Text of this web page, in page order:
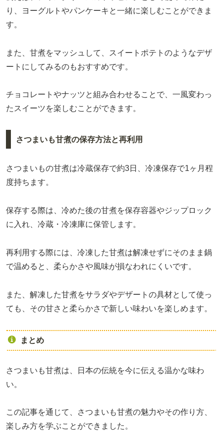
り、ヨーグルトやパンケーキと一緒に楽しむことができま
す。
また、甘煮をマッシュして、スイートポテトのようなデザ
ートにしてみるのもおすすめです。
チョコレートやナッツと組み合わせることで、一風変わっ
たスイーツを楽しむことができます。
さつまいも甘煮の保存方法と再利用
さつまいもの甘煮は冷蔵保存で約3日、冷凍保存で1ヶ月程
度持ちます。
保存する際は、冷めた後の甘煮を保存容器やジップロック
に入れ、冷蔵・冷凍庫に保管します。
再利用する際には、冷凍した甘煮は解凍せずにそのまま鍋
で温めると、柔らかさや風味が損なわれにくいです。
また、解凍した甘煮をサラダやデザートの具材として使っ
ても、その甘さと柔らかさで新しい味わいを楽しめます。
まとめ
さつまいも甘煮は、日本の伝統を今に伝える温かな味わ
い。
この記事を通じて、さつまいも甘煮の魅力やその作り方、
楽しみ方を学ぶことができました。